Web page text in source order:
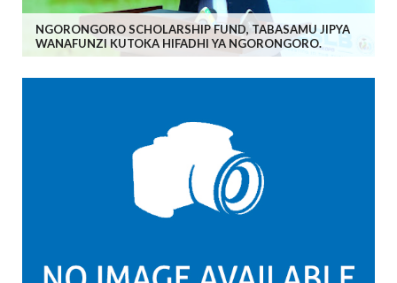
NGORONGORO SCHOLARSHIP FUND, TABASAMU JIPYA
WANAFUNZI KUTOKA HIFADHI YA NGORONGORO.